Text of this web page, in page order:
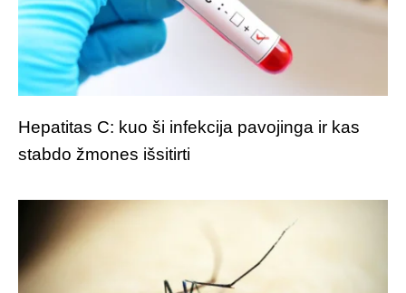
Hepatitas C: kuo ši infekcija pavojinga ir kas
stabdo žmones išsitirti